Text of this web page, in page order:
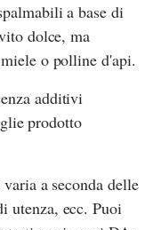
a base di
dolce, ma
o polline d'api.
additivi
prodotto
a seconda delle
utenza, ecc. Puoi